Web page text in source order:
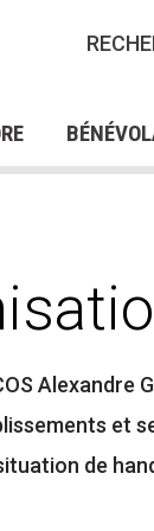
STAGES
Alexandre
et
de